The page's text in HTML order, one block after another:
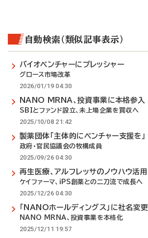
自動検索（類似記事表示）
バイオベンチャーにプレッシャー
グロース市場改革
2026/01/19 04:30
NANO MRNA、投資事業に本格参入
SBIとファンド設立、未上場企業を買収へ
2025/10/08 21:42
製薬団体「主体的にベンチャー支援を」
政府・官民協議会の牧構成員
2025/09/26 04:30
再生医療、アルフレッサのノウハウ活用
ケイファーマ、iPS創薬との二刀流で成長へ
2025/12/26 04:30
「NANOホールディングス」に社名変更
NANO MRNA、投資事業を本格化
2025/12/11 19:57